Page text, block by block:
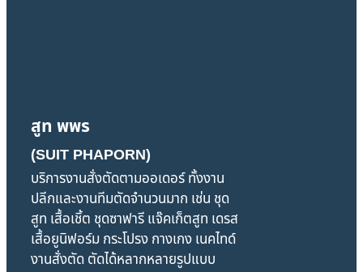
สูท พพร
(SUIT PHAPORN)
บริการงานสั่งตัดตามออเดอร์ ทั้งงาน
ปลีกและงานทีมตัดจำนวนมาก เช่น ชุด
สูท เสื้อเชิ้ต ชุดซาฟารี แจ๊คเก็ตสูท เดรส
เสื้อยูนิฟอร์ม กระโปรง กางเกง เนคไทด์
งานสั่งตัด ตัดได้หลากหลายรูปแบบ